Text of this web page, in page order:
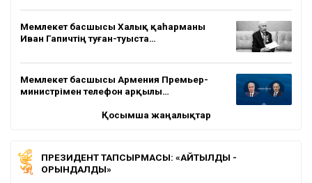
Мемлекет басшысы Халық қаһарманы
Иван Гапичтің туған-туыста…
Мемлекет басшысы Армения Премьер-
министрімен телефон арқылы…
Қосымша жаңалықтар
ПРЕЗИДЕНТ ТАПСЫРМАСЫ: «АЙТЫЛДЫ -
ОРЫНДАЛДЫ»